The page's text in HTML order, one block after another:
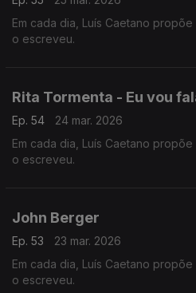
Em cada dia, Luís Caetano
o escreveu.
Rita Tormenta - Eu vou
Ep. 54
24 mar. 2026
Em cada dia, Luís Caetano
o escreveu.
John Berger
Ep. 53
23 mar. 2026
Em cada dia, Luís Caetano
o escreveu.